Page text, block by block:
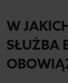
W
SŁUŻBA